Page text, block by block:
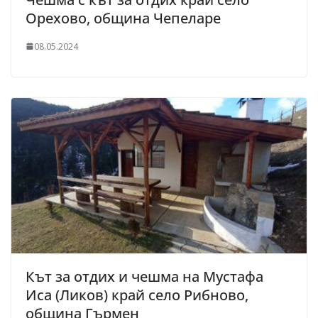
Орехово, община Чепеларе
08.05.2024
Кът за отдих и чешма на Мустафа
Иса (Ликов) край село Рибново,
община Гърмен